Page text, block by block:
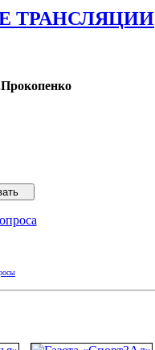
ТРАНСЛЯЦИИ